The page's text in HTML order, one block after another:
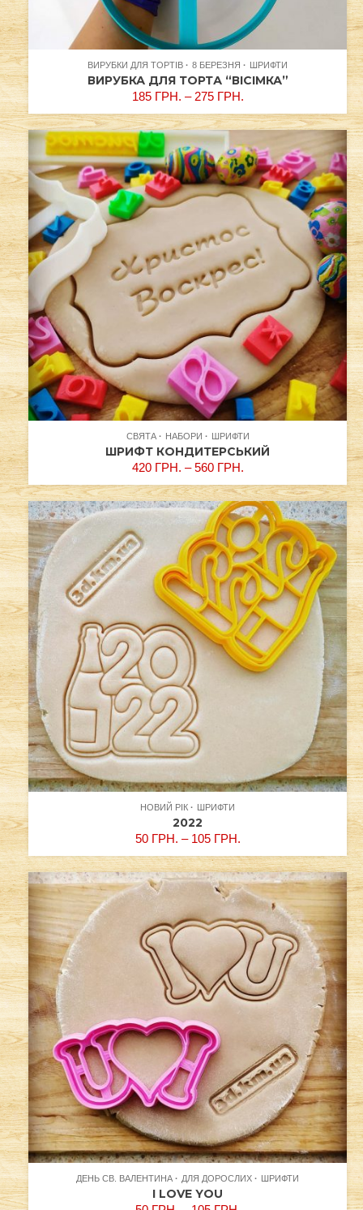
ВИРУБКИ ДЛЯ ТОРТІВ 8 БЕРЕЗНЯ ШРИФТИ
ВИРУБКА ДЛЯ ТОРТА “ВІСІМКА”
185 ГРН. – 275 ГРН.
СВЯТА НАБОРИ ШРИФТИ
ШРИФТ КОНДИТЕРСЬКИЙ
420 ГРН. –560 ГРН.
НОВИЙ РІК ШРИФТИ
2022
50 ГРН. – 105 ГРН.
ДЕНЬ СВ. ВАЛЕНТИНА ДЛЯ ДОРОСЛИХ ШРИФТИ
I LOVE YOU